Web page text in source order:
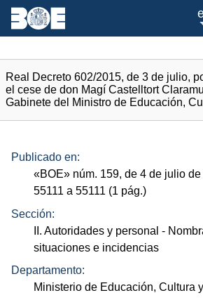
Real Decreto 602/2015, de 3 de julio,
el cese de don Magí Castelltort
Gabinete del Ministro de Educación,
Publicado en:
«BOE» núm. 159, de 4 de julio
55111 a 55111 (1 pág.)
Sección:
II. Autoridades y personal -
situaciones e incidencias
Departamento:
Ministerio de Educación, Cultura